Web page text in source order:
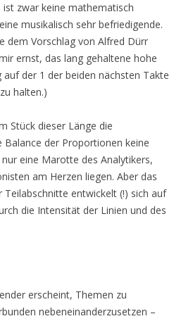
zwar keine mathematisch
musikalisch sehr befriedigende.
dem Vorschlag von Alfred Dürr
ernst, das lang gehaltene hohe
auf der 1 der beiden nächsten Takte
halten.)
Stück dieser Länge die
Balance der Proportionen keine
eine Marotte des Analytikers,
am Herzen liegen. Aber das
Teilabschnitte entwickelt (!) sich auf
die Intensität der Linien und des
erscheint, Themen zu
nebeneinanderzusetzen –